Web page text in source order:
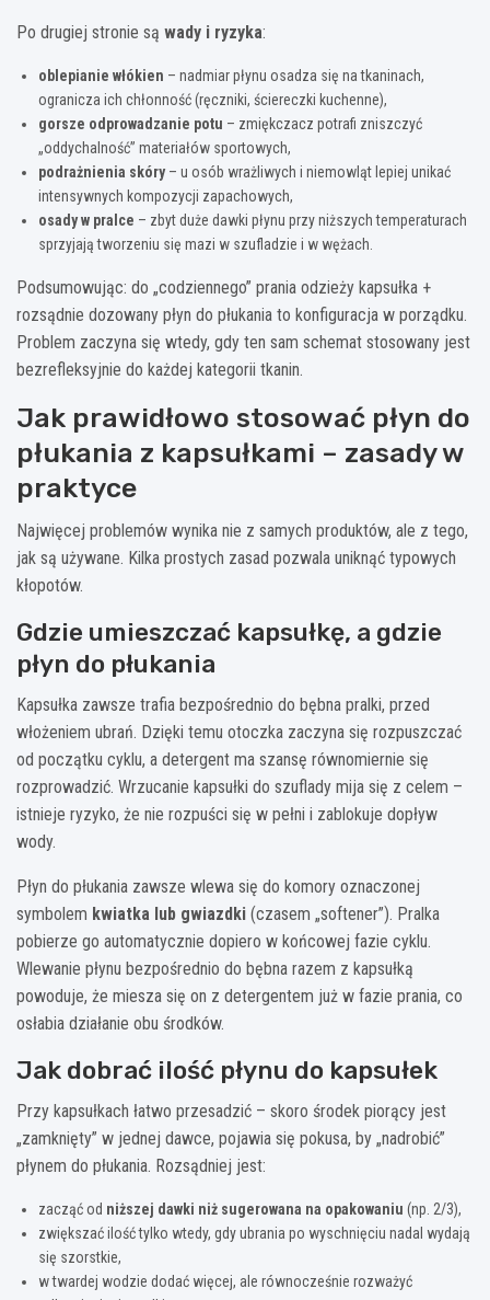
Po drugiej stronie są wady i ryzyka:
oblepianie włókien – nadmiar płynu osadza się na tkaninach,
ogranicza ich chłonność (ręczniki, ściereczki kuchenne),
gorsze odprowadzanie potu – zmiękczacz potrafi zniszczyć
„oddychalność” materiałów sportowych,
podrażnienia skóry– u osób wrażliwych i niemowląt lepiej unikać
intensywnych kompozycji zapachowych,
osady w pralce – zbyt duże dawki płynu przy niższych temperaturach
sprzyjają tworzeniu się mazi w szufladzie i w wężach.
Podsumowując: do „codziennego” prania odzieży kapsułka +
rozsądnie dozowany płyn do płukania to konfiguracja w porządku.
Problem zaczyna się wtedy, gdy ten sam schemat stosowany jest
bezrefleksyjnie do każdej kategorii tkanin.
Jak prawidłowo stosować płyn do
płukania z kapsułkami – zasady w
praktyce
Najwięcej problemów wynika nie z samych produktów, ale z tego,
jak są używane. Kilka prostych zasad pozwala uniknąć typowych
kłopotów.
Gdzie umieszczać kapsułkę, a gdzie
płyn do płukania
Kapsułka zawsze trafia bezpośrednio do bębna pralki, przed
włożeniem ubrań. Dzięki temu otoczka zaczyna się rozpuszczać
od początku cyklu, a detergent ma szansę równomiernie się
rozprowadzić. Wrzucanie kapsułki do szuflady mija się z celem –
istnieje ryzyko, że nie rozpuści się w pełni i zablokuje dopływ
wody.
Płyn do płukania zawsze wlewa się do komory oznaczonej
symbolem kwiatka lub gwiazdki (czasem „softener”). Pralka
pobierze go automatycznie dopiero w końcowej fazie cyklu.
Wlewanie płynu bezpośrednio do bębna razem z kapsułką
powoduje, że miesza się on z detergentem już w fazie prania, co
osłabia działanie obu środków.
Jak dobrać ilość płynu do kapsułek
Przy kapsułkach łatwo przesadzić – skoro środek piorący jest
„zamknięty” w jednej dawce, pojawia się pokusa, by „nadrobić”
płynem do płukania. Rozsądniej jest:
zacząć od niższej dawki niż sugerowana na opakowaniu (np. 2/3),
zwiększać ilość tylko wtedy, gdy ubrania po wyschnięciu nadal wydają
się szorstkie,
w twardej wodzie dodać więcej, ale równocześnie rozważyć